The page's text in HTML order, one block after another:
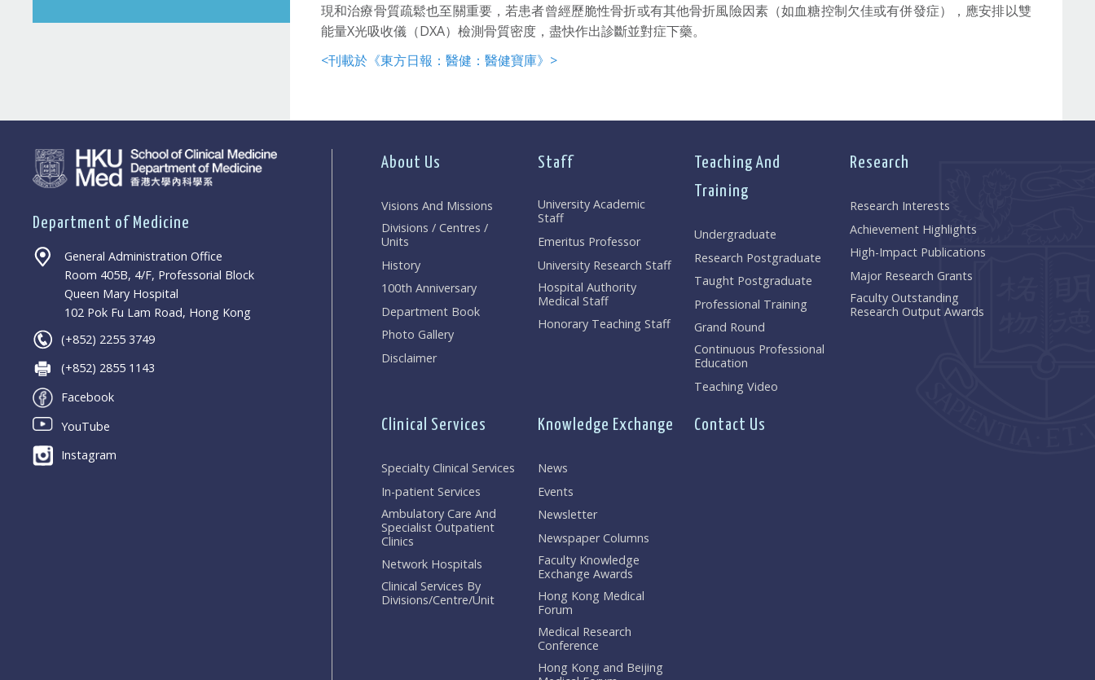
現和治療骨質疏鬆也至關重要，若患者曾經歷脆性骨折或有其他骨折風險因素（如血糖控制欠佳或有併發症），應安排以雙
能量X光吸收儀（DXA）檢測骨質密度，盡快作出診斷並對症下藥。
<刊載於《東方日報：醫健：醫健寶庫》>
Department of Medicine
General Administration Office
Room 405B, 4/F, Professorial Block
Queen Mary Hospital
102 Pok Fu Lam Road, Hong Kong
(+852) 2255 3749
(+852) 2855 1143
Facebook
YouTube
Instagram
About Us
Visions And Missions
Divisions / Centres /
Units
History
100th Anniversary
Department Book
Photo Gallery
Disclaimer
Staff
University Academic
Staff
Emeritus Professor
University Research Staff
Hospital Authority
Medical Staff
Honorary Teaching Staff
Teaching And
Training
Undergraduate
Research Postgraduate
Taught Postgraduate
Professional Training
Grand Round
Continuous Professional
Education
Teaching Video
Research
Research Interests
Achievement Highlights
High-Impact Publications
Major Research Grants
Faculty Outstanding
Research Output Awards
Clinical Services
Specialty Clinical Services
In-patient Services
Ambulatory Care And
Specialist Outpatient
Clinics
Network Hospitals
Clinical Services By
Divisions/Centre/Unit
Knowledge Exchange
News
Events
Newsletter
Newspaper Columns
Faculty Knowledge
Exchange Awards
Hong Kong Medical
Forum
Medical Research
Conference
Hong Kong and Beijing
Contact Us